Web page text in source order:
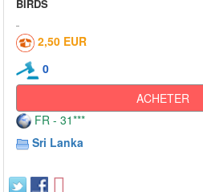
BIRDS
2,50 EUR
0
ACHETER
FR - 31***
Sri Lanka